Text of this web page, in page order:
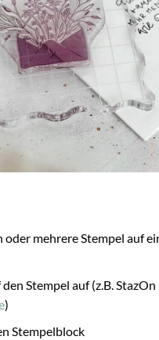
oder mehrere Stempel auf
Stempel auf (z.B. StazOn
)
Stempelblock